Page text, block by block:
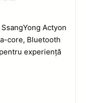
Actyon
core, Bluetooth
experiență